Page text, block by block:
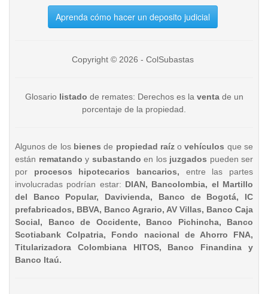
Aprenda cómo hacer un deposito judicial
Copyright © 2026 - ColSubastas
Glosario listado de remates: Derechos es la ventade un
porcentaje de la propiedad.
Algunos de los bienesde propiedad raízo vehículos que se
están rematando y subastando en los juzgados pueden ser
por procesos hipotecarios bancarios, entre las partes
involucradas podrían estar: DIAN, Bancolombia, el Martillo
del Banco Popular, Davivienda, Banco de Bogotá, IC
prefabricados, BBVA, Banco Agrario, AV Villas, Banco Caja
Social, Banco de Occidente, Banco Pichincha, Banco
Scotiabank Colpatria, Fondo nacional de Ahorro FNA,
Titularizadora Colombiana HITOS, Banco Finandina y
Banco Itaú.